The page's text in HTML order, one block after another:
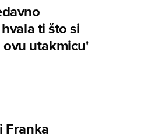
ti što si
utakmicu'
Franka